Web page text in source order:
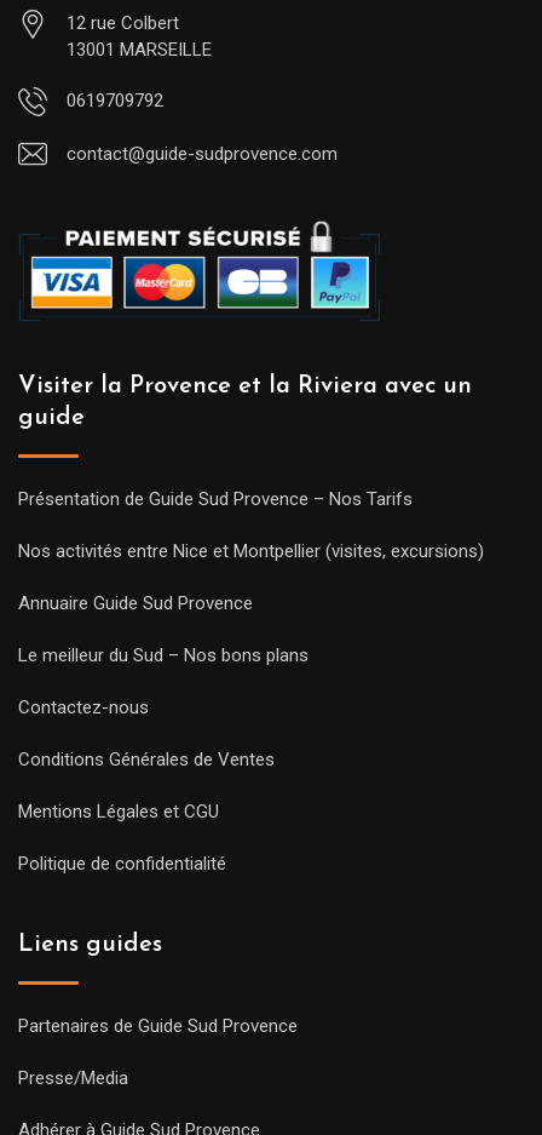
12 rue Colbert
13001 MARSEILLE
0619709792
contact@guide-sudprovence.com
Visiter la Provence et la Riviera avec un
guide
Présentation de Guide Sud Provence – Nos Tarifs
Nos activités entre Nice et Montpellier (visites, excursions)
Annuaire Guide Sud Provence
Le meilleur du Sud – Nos bons plans
Contactez-nous
Conditions Générales de Ventes
Mentions Légales et CGU
Politique de confidentialité
Liens guides
Partenaires de Guide Sud Provence
Presse/Media
Adhérer à Guide Sud Provence